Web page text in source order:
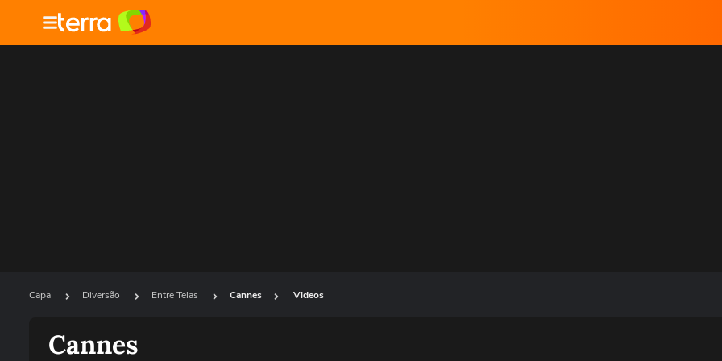
Capa Diversão Entre Telas Cannes Videos
Cannes